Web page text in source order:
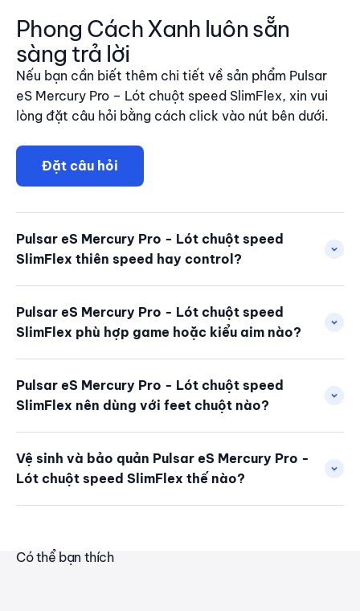
Phong Cách Xanh luôn sẵn
sàng trả lời
Nếu bạn cần biết thêm chi tiết về sản phẩm Pulsar
eS Mercury Pro – Lót chuột speed SlimFlex, xin vui
lòng đặt câu hỏi bằng cách click vào nút bên dưới.
Đặt câu hỏi
Pulsar eS Mercury Pro - Lót chuột speed
SlimFlex thiên speed hay control?
Pulsar eS Mercury Pro - Lót chuột speed
SlimFlex phù hợp game hoặc kiểu aim nào?
Pulsar eS Mercury Pro - Lót chuột speed
SlimFlex nên dùng với feet chuột nào?
Vệ sinh và bảo quản Pulsar eS Mercury Pro -
Lót chuột speed SlimFlex thế nào?
Có thể bạn thích